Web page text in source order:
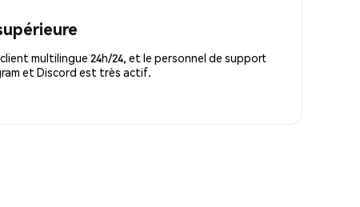
multilingue 24h/24, et le personnel de support
et Discord est très actif.